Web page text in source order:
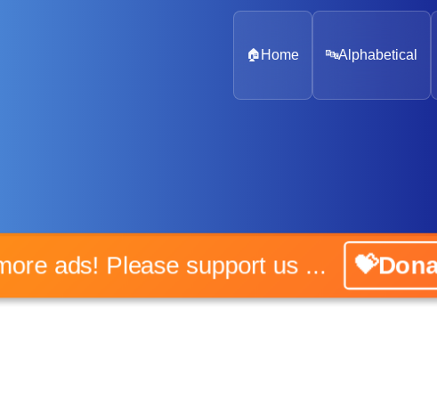
🏠 Home 🔤Alphabetical
more ads! Please support us ... 💝Donate